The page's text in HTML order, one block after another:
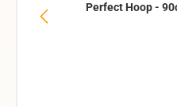
Perfect Hoop -